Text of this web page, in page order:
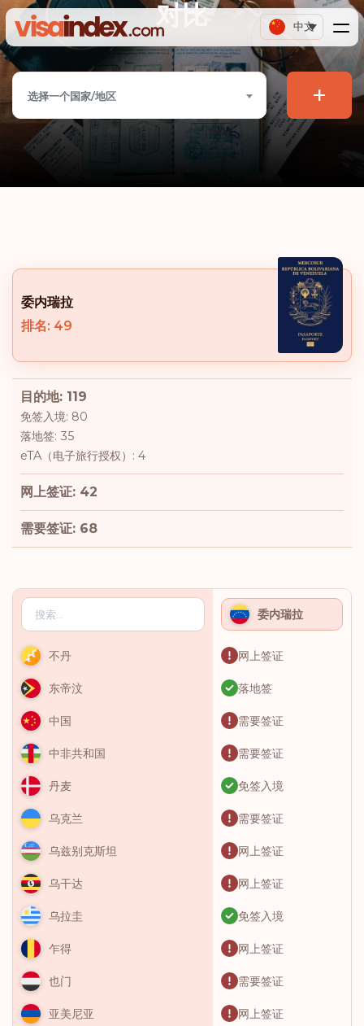
中文
对比
选择一个国家/地区 +
委内瑞拉
排名: 49
目的地: 119
免签入境: 80
落地签: 35
eTA（电子旅行授权）: 4
网上签证: 42
需要签证: 68
委内瑞拉
不丹 网上签证
东帝汶 落地签
中国 需要签证
中非共和国 需要签证
丹麦 免签入境
乌克兰 需要签证
乌兹别克斯坦 网上签证
乌干达 网上签证
乌拉圭 免签入境
乍得 网上签证
也门 需要签证
亚美尼亚 网上签证